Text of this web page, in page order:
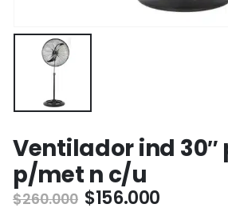
Ventilador ind 30″
p/met n c/u
$260.000 El
$156.000El